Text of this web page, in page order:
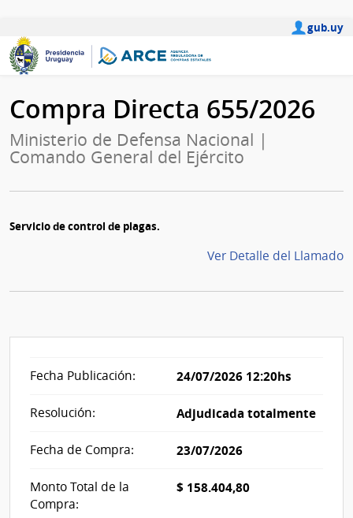
gub.uy
Compra Directa 655/2026
Ministerio de Defensa Nacional |
Comando General del Ejército
Servicio de control de plagas.
Ver Detalle del Llamado
Fecha Publicación: 24/07/2026 12:20hs
Resolución: Adjudicada totalmente
Fecha de Compra: 23/07/2026
Monto Total de la
Compra:
$ 158.404,80